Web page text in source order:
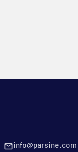
info@parsine.com